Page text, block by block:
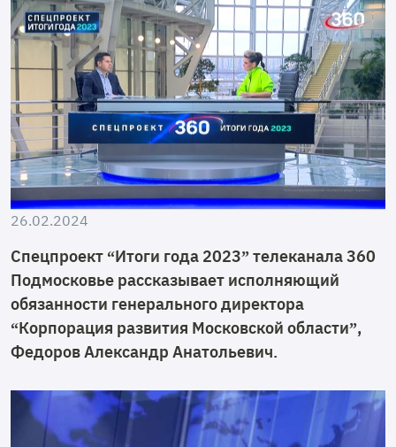
26.02.2024
Спецпроект “Итоги года 2023” телеканала 360
Подмосковье рассказывает исполняющий
обязанности генерального директора
“Корпорация развития Московской области”,
Федоров Александр Анатольевич.